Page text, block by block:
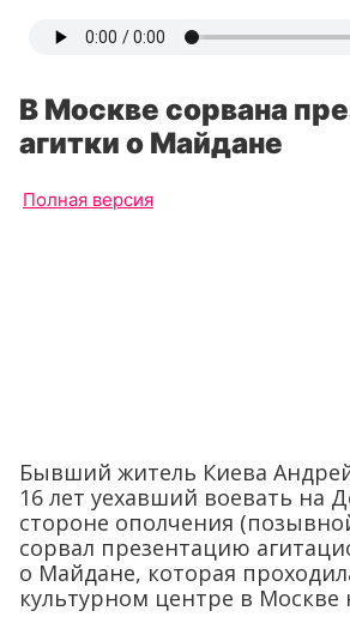
В Москве сорвана
агитки о Майдане
Полная версия
Бывший житель Киева
16 лет уехавший воевать на
стороне ополчения
сорвал презентацию
о Майдане, которая
культурном центре в Москве